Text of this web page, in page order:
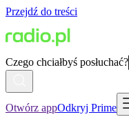
Przejdź do treści
Czego chciałbyś posłuchać?
Otwórz appOdkryj Prime